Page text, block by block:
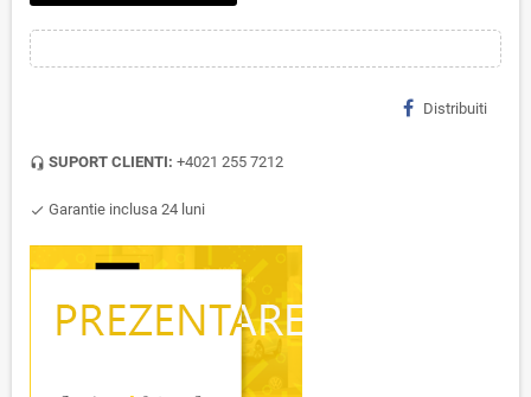
Distribuiti
headset_mic SUPORT CLIENTI: +4021 255 7212
check Garantie inclusa 24 luni